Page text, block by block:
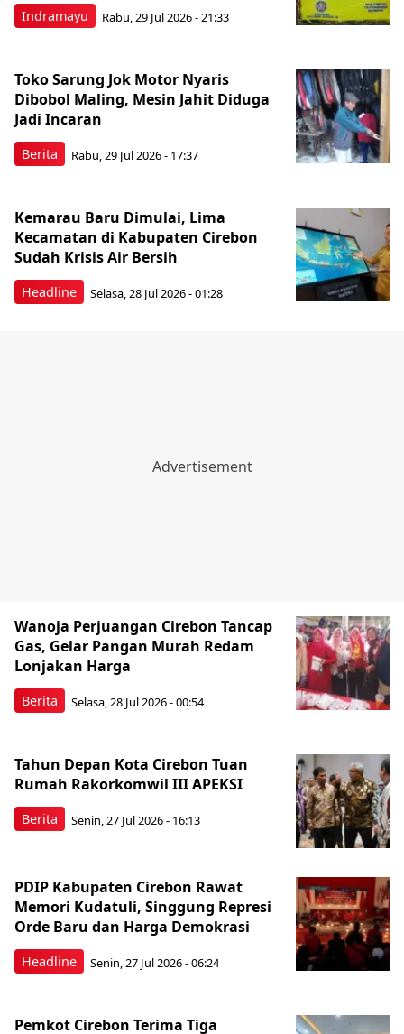
Indramayu Rabu, 29 Jul 2026 - 21:33
Berita
Toko Sarung Jok Motor Nyaris
Dibobol Maling, Mesin Jahit Diduga
Jadi Incaran
Rabu, 29 Jul 2026 - 17:37
Headline
Kemarau Baru Dimulai, Lima
Kecamatan di Kabupaten Cirebon
Sudah Krisis Air Bersih
Selasa, 28 Jul 2026 - 01:28
Berita
Wanoja Perjuangan Cirebon Tancap
Gas, Gelar Pangan Murah Redam
Lonjakan Harga
Selasa, 28 Jul 2026 - 00:54
Berita
Tahun Depan Kota Cirebon Tuan
Rumah Rakorkomwil III APEKSI
Senin, 27 Jul 2026 - 16:13
Headline
PDIP Kabupaten Cirebon Rawat
Memori Kudatuli, Singgung Represi
Orde Baru dan Harga Demokrasi
Senin, 27 Jul 2026 - 06:24
Pemkot Cirebon Terima Tiga